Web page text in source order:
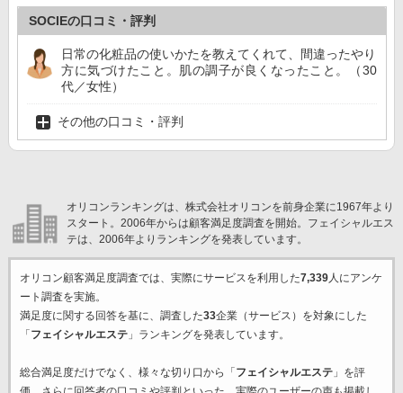
SOCIEの口コミ・評判
日常の化粧品の使いかたを教えてくれて、間違ったやり
方に気づけたこと。肌の調子が良くなったこと。（30
代／女性）
その他の口コミ・評判
オリコンランキングは、株式会社オリコンを前身企業に1967年より
スタート。2006年からは顧客満足度調査を開始。フェイシャルエス
テは、2006年よりランキングを発表しています。
オリコン顧客満足度調査では、実際にサービスを利用した7,339人にアンケ
ート調査を実施。
満足度に関する回答を基に、調査した33企業（サービス）を対象にした
「 フェイシャルエステ」ランキングを発表しています。
総合満足度だけでなく、様々な切り口から「 フェイシャルエステ」を評